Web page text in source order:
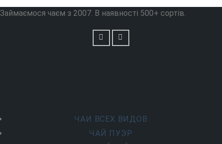
Займаємося чаєм з 2007. В наявності 500+ сортів.
ЧАИ ВСЕХ ВИДОВ
ЧАЙ ПУЭР